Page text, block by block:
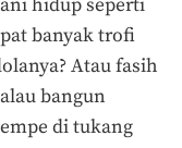
hidup seperti
banyak trofi
Atau fasih
bangun
di tukang